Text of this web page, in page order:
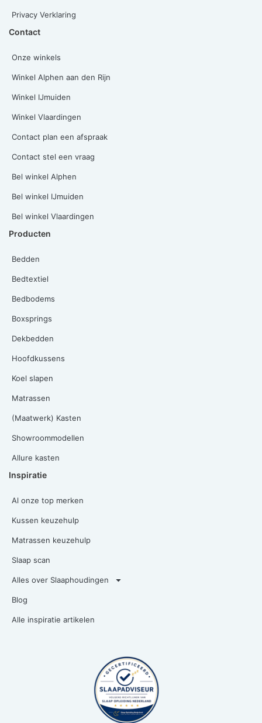
Privacy Verklaring
Contact
Onze winkels
Winkel Alphen aan den Rijn
Winkel IJmuiden
Winkel Vlaardingen
Contact plan een afspraak
Contact stel een vraag
Bel winkel Alphen
Bel winkel IJmuiden
Bel winkel Vlaardingen
Producten
Bedden
Bedtextiel
Bedbodems
Boxsprings
Dekbedden
Hoofdkussens
Koel slapen
Matrassen
(Maatwerk) Kasten
Showroommodellen
Allure kasten
Inspiratie
Al onze top merken
Kussen keuzehulp
Matrassen keuzehulp
Slaap scan
Alles over Slaaphoudingen
Blog
Alle inspiratie artikelen